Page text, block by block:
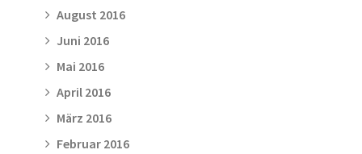
August 2016
Juni 2016
Mai 2016
April 2016
März 2016
Februar 2016